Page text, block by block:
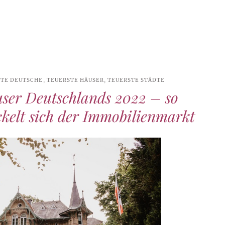
DEUTSCHE , TEUERSTE HÄUSER, TEUERSTE STÄDTE
Deutschlands 2022 – so
sich der Immobilienmarkt